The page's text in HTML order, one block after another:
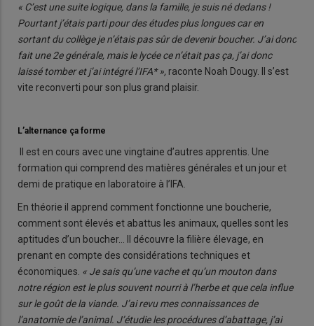
« C’est une suite logique, dans la famille, je suis né dedans !
Pourtant j’étais parti pour des études plus longues car en
sortant du collège je n’étais pas sûr de devenir boucher. J’ai donc
fait une 2e générale, mais le lycée ce n’était pas ça, j’ai donc
laissé tomber et j’ai intégré l’IFA* », raconte Noah Dougy. Il s’est
vite reconverti pour son plus grand plaisir.
L’alternance ça forme
Il est en cours avec une vingtaine d’autres apprentis. Une
formation qui comprend des matières générales et un jour et
demi de pratique en laboratoire à l’IFA.
En théorie il apprend comment fonctionne une boucherie,
comment sont élevés et abattus les animaux, quelles sont les
aptitudes d’un boucher… Il découvre la filière élevage, en
prenant en compte des considérations techniques et
économiques. « Je sais qu’une vache et qu’un mouton dans
notre région est le plus souvent nourri à l’herbe et que cela influe
sur le goût de la viande. J’ai revu mes connaissances de
l’anatomie de l’animal. J’étudie les procédures d’abattage, j’ai